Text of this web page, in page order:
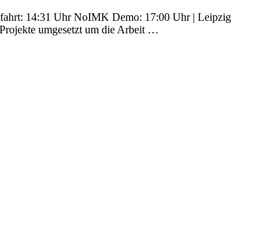
14:31 Uhr NoIMK Demo: 17:00 Uhr | Leipzig
umgesetzt um die Arbeit …